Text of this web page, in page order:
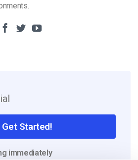
Get Started!
immediately